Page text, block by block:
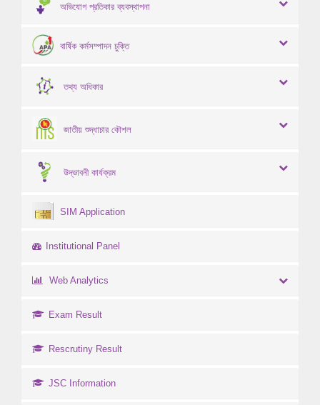
অভিযোগ প্রতিকার ব্যবস্থাপনা
বার্ষিক কর্মসম্পাদন চুক্তি
তথ্য অধিকার
জাতীয় শুদ্ধাচার কৌশল
উদ্ভাবনী কার্যক্রম
SIM Application
Institutional Panel
Web Analytics
Exam Result
Rescrutiny Result
JSC Information